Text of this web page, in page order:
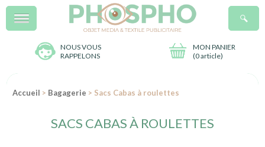
NOUS VOUS
RAPPELONS
MON PANIER
(0 article)
Menu
Accueil > Bagagerie > Sacs Cabas à roulettes
SACS CABAS À ROULETTES